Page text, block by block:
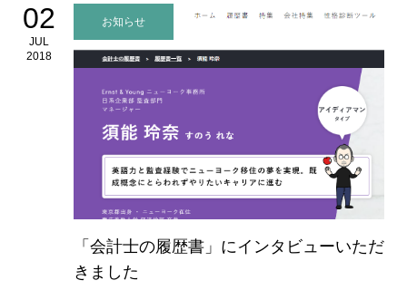
02
JUL
2018
お知らせ
「会計士の履歴書」にインタビューいただ
きました